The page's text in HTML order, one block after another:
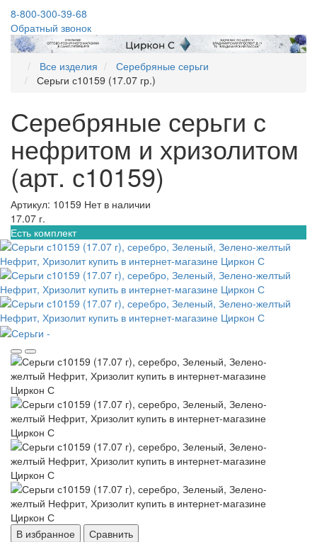
8-800-300-39-68
Обратный звонок
Все изделия
Серебряные серьги
Серьги с10159 (17.07 гр.)
Серебряные серьги с
нефритом и хризолитом
(арт. с10159)
Артикул: 10159 Нет в наличии
17.07 г.
Есть комплект
В избранное Сравнить